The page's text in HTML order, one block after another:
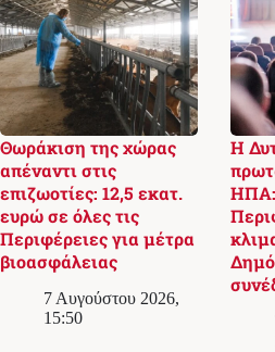
Θωράκιση της χώρας
απέναντι στις
επιζωοτίες: 12,5 εκατ.
ευρώ σε όλες τις
Περιφέρειες για μέτρα
βιοασφάλειας
7 Αυγούστου 2026,
15:50
Η
ΗΠΑ: